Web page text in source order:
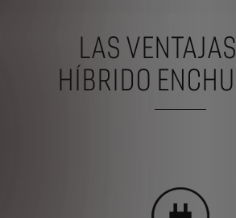
LAS
HÍBRIDO